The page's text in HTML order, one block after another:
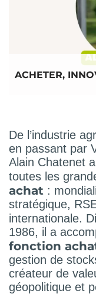
ACHETER,
De l’industrie
en passant par
Alain Chatenet
toutes les
achat :
stratégique,
internationale.
1986, il a
fonction
gestion de
créateur de
géopolitique et